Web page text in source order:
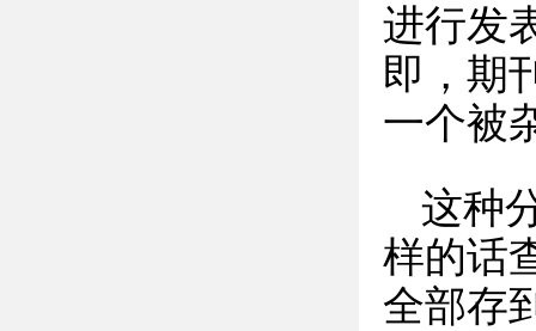
进行发
即，期
一个被
这种
样的话
全部存